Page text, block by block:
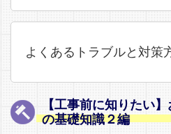
よくあるトラブルと対策
【工事前に知りたい
の基礎知識２編